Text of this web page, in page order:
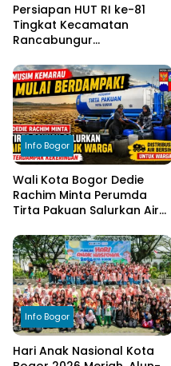
Persiapan HUT RI ke-81
Tingkat Kecamatan
Rancabungur
Cimulang, Libatkan Seluruh
Elemen Masyarakat
Info Bogor
Wali Kota Bogor Dedie
Rachim Minta Perumda
Tirta Pakuan Salurkan Air
Terdampak Kekeringan
Info Bogor
Hari Anak Nasional Kota